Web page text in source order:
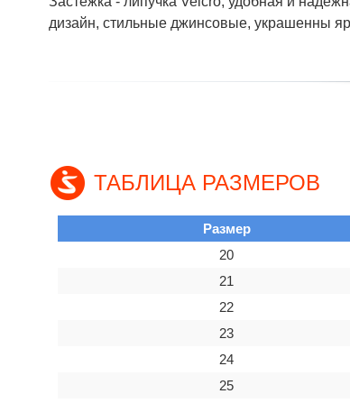
дизайн, стильные джинсовые, украшенны
ТАБЛИЦА РАЗМЕРОВ
Размер
20
21
22
23
24
25